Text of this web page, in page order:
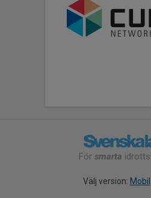
För smarta
Välj version: Mobil